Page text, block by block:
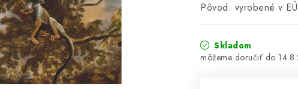
Pôvod: vyrobené v
Skladom